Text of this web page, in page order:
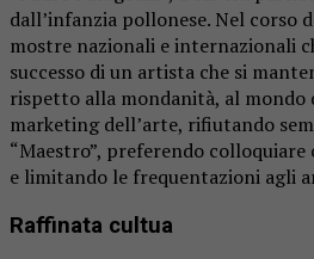
dall’infanzia pollonese. Nel corso
mostre nazionali e internazionali
successo di un artista che si
rispetto alla mondanità, al mondo
marketing dell’arte, rifiutando
“Maestro”, preferendo
e limitando le frequentazioni agli
Raffinata cultua